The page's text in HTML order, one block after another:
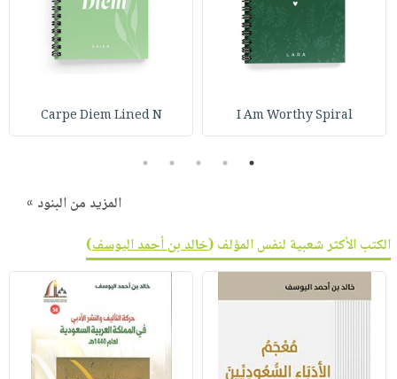
أطفال
مناسبات
فيديوهات
أسئلة
يتكرر
خدمات
نيل
تواصل
معنا
التسوق
الإصدارات
I Am Worthy Spiral
Carpe Diem Lined N
1
2
3
4
5
المزيد من البنود »
الكتب الأكثر شعبية لنفس المؤلف (خالد بن أحمد اليوسف)